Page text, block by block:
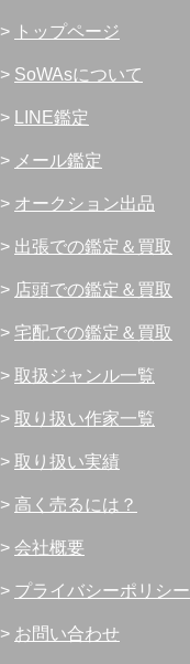
> トップページ
> SoWAsについて
> LINE鑑定
> メール鑑定
> オークション出品
> 出張での鑑定＆買取
> 店頭での鑑定＆買取
> 宅配での鑑定＆買取
> 取扱ジャンル一覧
> 取り扱い作家一覧
> 取り扱い実績
> 高く売るには？
> 会社概要
> プライバシーポリシー
> お問い合わせ